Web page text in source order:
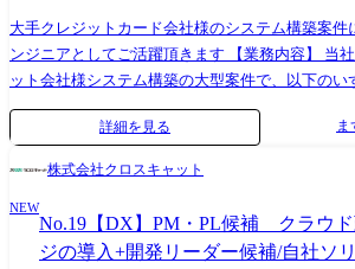
ビリティ関連データの可視化や管理高度化を通じ
実現します。 ※代表的なPJ事例※ ・大手通信会社、コングロマリット企
業などのサブスクサービスの企画からソリューシ
公共事業におけるAzure/Power Automate/M365連
ステムの更改支援
大手クレジットカード会社様のシステム構築案件
ンジニアとしてご活躍頂きます 【業務内容】 当社が受注した大手クレジ
ット会社様システム構築の大型案件で、以下のい
します。 ・要件定義、設計、製造、リリースまで
チームのリーダーの補佐業務 【開発環境】 言語:Java OS:Linux、UNIX デ
詳細を見る ま
株式会社クロスキャット
NEW
No.19【DX】PM・PL候補 クラウ
ジの導入+開発リーダー候補/自社ソ